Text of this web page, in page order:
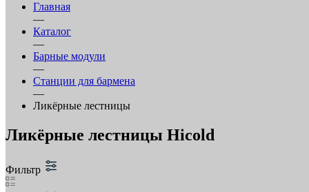
Главная
—
Каталог
—
Барные модули
—
Станции для бармена
—
Ликёрные лестницы
Ликёрные лестницы Hicold
Фильтр